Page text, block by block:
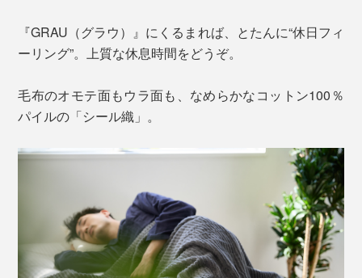
『GRAU（グラウ）』にくるまれば、とたんに“休日フィ
ーリング”。上質な休息時間をどうぞ。
毛布のオモテ面もウラ面も、なめらかなコットン100％
パイルの「シール織」。